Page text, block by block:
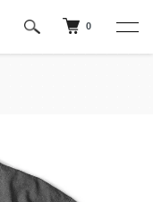
0